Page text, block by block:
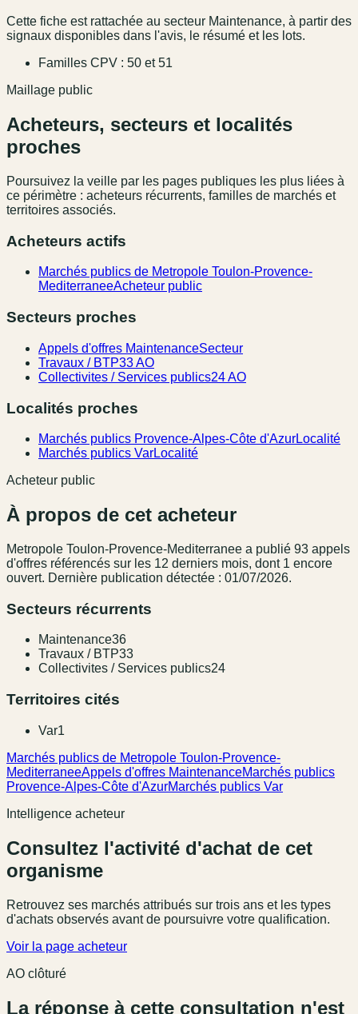
Cette fiche est rattachée au secteur Maintenance, à partir des
signaux disponibles dans l'avis, le résumé et les lots.
Familles CPV : 50 et 51
Maillage public
Acheteurs, secteurs et localités
proches
Poursuivez la veille par les pages publiques les plus liées à
ce périmètre : acheteurs récurrents, familles de marchés et
territoires associés.
Acheteurs actifs
Marchés publics de Metropole Toulon-Provence-
MediterraneeAcheteur public
Secteurs proches
Appels d'offres MaintenanceSecteur
Travaux / BTP33 AO
Collectivites / Services publics24 AO
Localités proches
Marchés publics Provence-Alpes-Côte d'AzurLocalité
Marchés publics VarLocalité
Acheteur public
À propos de cet acheteur
Metropole Toulon-Provence-Mediterranee a publié 93 appel s
d'offres référencés sur les 12 derniers mois, dont 1 encore
ouvert. Dernière publication détectée : 01/07/2026.
Secteurs récurrents
Maintenance36
Travaux / BTP33
Collectivites / Services publics24
Territoires cités
Var1
Marchés publics de Metropole Toulon-Provence-
MediterraneeAppels d'offres MaintenanceMarchés publics
Provence-Alpes-Côte d'AzurMarchés publics Var
Intelligence acheteur
Consultez l'activité d'achat de cet
organisme
Retrouvez ses marchés attribués sur trois ans et les types
d'achats observés avant de poursuivre votre qualification.
Voir la page acheteur
AO clôturé
La réponse à cette consultation n'est